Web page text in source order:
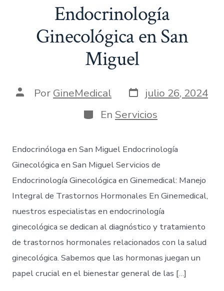
Endocrinología
Ginecológica en San
Miguel
Por GineMedical
julio 26, 2024
En Servicios
Endocrinóloga en San Miguel Endocrinología
Ginecológica en San Miguel Servicios de
Endocrinología Ginecológica en Ginemedical: Manejo
Integral de Trastornos Hormonales En Ginemedical,
nuestros especialistas en endocrinología
ginecológica se dedican al diagnóstico y tratamiento
de trastornos hormonales relacionados con la salud
ginecológica. Sabemos que las hormonas juegan un
papel crucial en el bienestar general de las […]